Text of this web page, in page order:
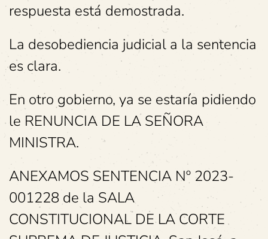
respuesta está demostrada.
La desobediencia judicial a la sentencia
es clara.
En otro gobierno, ya se estaría pidiendo
le RENUNCIA DE LA SEÑORA
MINISTRA.
ANEXAMOS SENTENCIA Nº 2023-
001228 de la SALA
CONSTITUCIONAL DE LA CORTE